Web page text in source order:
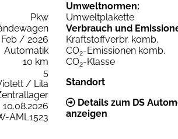
Pkw
Feb / 2026
Automatik
10 km
5
/ Lila
AML1523
Umweltnormen:
Umweltplakette
Verbrauch und
Kraftstoffverbr. komb.
CO2-Emissionen komb.
CO2-Klasse
Standort
Details zum DS
anzeigen